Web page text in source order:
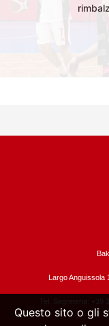
Largo Anguissola
Tel. Segreteria: +39
Questo sito o gli